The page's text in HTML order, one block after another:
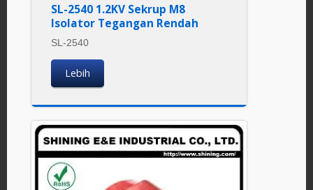
SL-2540 1.2KV Sekrup M8
Isolator Tegangan Rendah
SL-2540
Lebih